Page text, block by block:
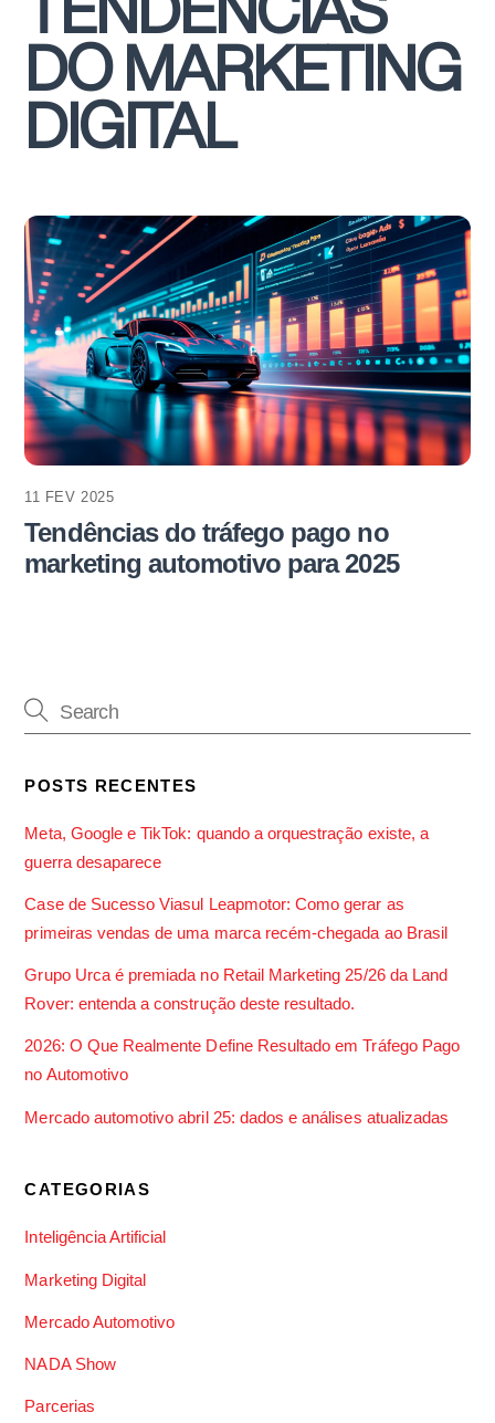
DO MARKETING
DIGITAL
11 FEV 2025
Tendências do tráfego pago no
marketing automotivo para 2025
POSTS RECENTES
Meta, Google e TikTok: quando a orquestração existe, a
guerra desaparece
Case de Sucesso Viasul Leapmotor: Como gerar as
primeiras vendas de uma marca recém-chegada ao Brasil
Grupo Urca é premiada no Retail Marketing 25/26 da Land
Rover: entenda a construção deste resultado.
2026: O Que Realmente Define Resultado em Tráfego Pago
no Automotivo
Mercado automotivo abril 25: dados e análises atualizadas
CATEGORIAS
Inteligência Artificial
Marketing Digital
Mercado Automotivo
NADA Show
Parcerias